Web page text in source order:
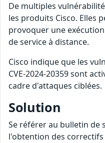
De multiples
les produits Cisco. Elles
provoquer une
de service à distance.
Cisco indique que les
CVE-2024-20359 sont
cadre d'attaques ciblées.
Solution
Se référer au bulletin de
l'obtention des